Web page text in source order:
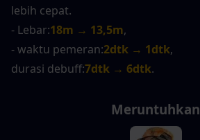
lebih cepat.
- Lebar:18m → 13,5m,
- waktu pemeran:2dtk → 1dtk,
durasi debuff:7dtk → 6dtk.
Meruntuhkan